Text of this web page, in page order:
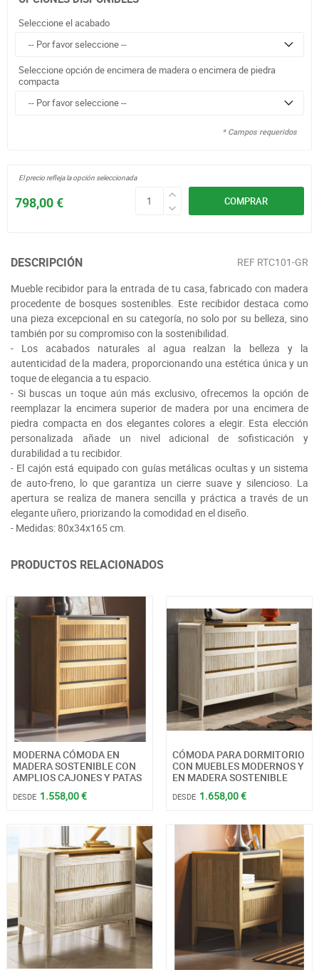
Seleccione el acabado
Seleccione opción de encimera de madera o encimera de piedra
compacta
* Campos requeridos
COMPRAR
798,00 €
El precio refleja la opción seleccionada
DESCRIPCIÓN REF RTC101-GR
Mueble recibidor para la entrada de tu casa, fabricado con madera
procedente de bosques sostenibles. Este recibidor destaca como
una pieza excepcional en su categoría, no solo por su belleza, sino
también por su compromiso con la sostenibilidad.
- Los acabados naturales al agua realzan la belleza y la
autenticidad de la madera, proporcionando una estética única y un
toque de elegancia a tu espacio.
- Si buscas un toque aún más exclusivo, ofrecemos la opción de
reemplazar la encimera superior de madera por una encimera de
piedra compacta en dos elegantes colores a elegir. Esta elección
personalizada añade un nivel adicional de sofisticación y
durabilidad a tu recibidor.
- El cajón está equipado con guías metálicas ocultas y un sistema
de auto-freno, lo que garantiza un cierre suave y silencioso. La
apertura se realiza de manera sencilla y práctica a través de un
elegante uñero, priorizando la comodidad en el diseño.
- Medidas: 80x34x165 cm.
PRODUCTOS RELACIONADOS
MODERNA CÓMODA EN
MADERA SOSTENIBLE CON
AMPLIOS CAJONES Y PATAS
DESDE 1.558,00 €
CÓMODA PARA DORMITORIO
CON MUEBLES MODERNOS Y
EN MADERA SOSTENIBLE
DESDE 1.658,00 €